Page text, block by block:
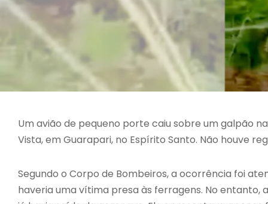
Um avião de pequeno porte caiu sobre um galpão
Vista, em Guarapari, no Espírito Santo. Não houve
Segundo o Corpo de Bombeiros, a ocorrência foi
haveria uma vítima presa às ferragens. No